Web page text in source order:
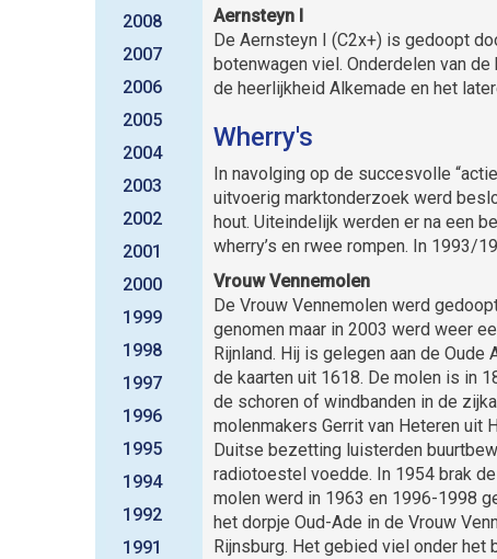
2008
2007
2006
2005
2004
2003
2002
2001
2000
1999
1998
1997
1996
1995
1994
1992
1991
Aernsteyn I
De Aernsteyn I (C2x+) is gedoopt
botenwagen viel. Onderdelen van
de heerlijkheid Alkemade en het
Wherry's
In navolging op de succesvolle
uitvoerig marktonderzoek werd
hout. Uiteindelijk werden er na een
wherry’s en rwee rompen. In 1993/
Vrouw Vennemolen
De Vrouw Vennemolen werd
genomen maar in 2003 werd weer
Rijnland. Hij is gelegen aan de
de kaarten uit 1618. De molen is in
de schoren of windbanden in de
molenmakers Gerrit van Heteren uit
Duitse bezetting luisterden
radiotoestel voedde. In 1954 brak
molen werd in 1963 en 1996-1998
het dorpje Oud-Ade in de Vrouw
Rijnsburg. Het gebied viel onder